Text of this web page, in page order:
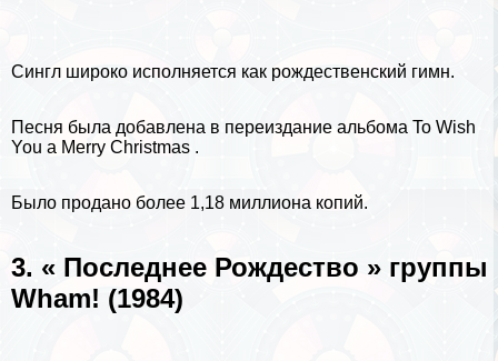
Сингл широко исполняется как рождественский гимн.
Песня была добавлена ​​в переиздание альбома To Wish
You a Merry Christmas .
Было продано более 1,18 миллиона копий.
3. « Последнее Рождество » группы
Wham! (1984)